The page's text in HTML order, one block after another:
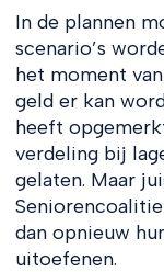
In de plannen
scenario’s
het moment
geld er kan
heeft
verdeling bij
gelaten. Maar
dan opnieuw
uitoefenen.